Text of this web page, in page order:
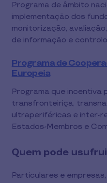
Programa de âmbito
implementação dos
monitorização,
de informação e
Programa de
Europeia
Programa que
transfronteiriça,
ultraperiféricas e inter-
Estados-Membros e
Quem pode
Particulares e